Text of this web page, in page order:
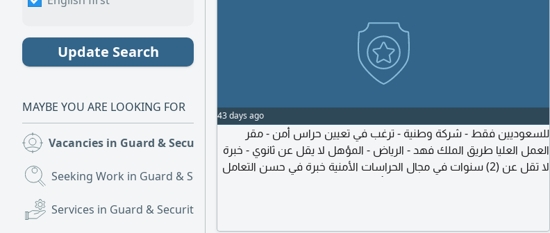
Update Search
MAYBE YOU ARE LOOKING FOR
Vacancies in Guard & Security
Seeking Work in Guard & Security(724)
Services in Guard & Security
43 days ago
للسعوديين فقط - شركة وطنية - ترغب في تعيين حراس أمن - مقر
العمل العليا طريق الملك فهد - الرياض - المؤهل لا يقل عن ثانوي - خبرة
لا تقل عن (2) سنوات في مجال الحراسات الأمنية خبرة في حسن التعامل